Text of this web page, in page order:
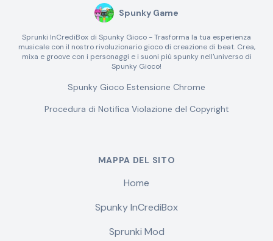
Spunky Game
Sprunki InCrediBox di Spunky Gioco - Trasforma la tua esperienza
musicale con il nostro rivoluzionario gioco di creazione di beat. Crea,
mixa e groove con i personaggi e i suoni più spunky nell'universo di
Spunky Gioco!
Spunky Gioco Estensione Chrome
Procedura di Notifica Violazione del Copyright
MAPPA DEL SITO
Home
Spunky InCrediBox
Sprunki Mod